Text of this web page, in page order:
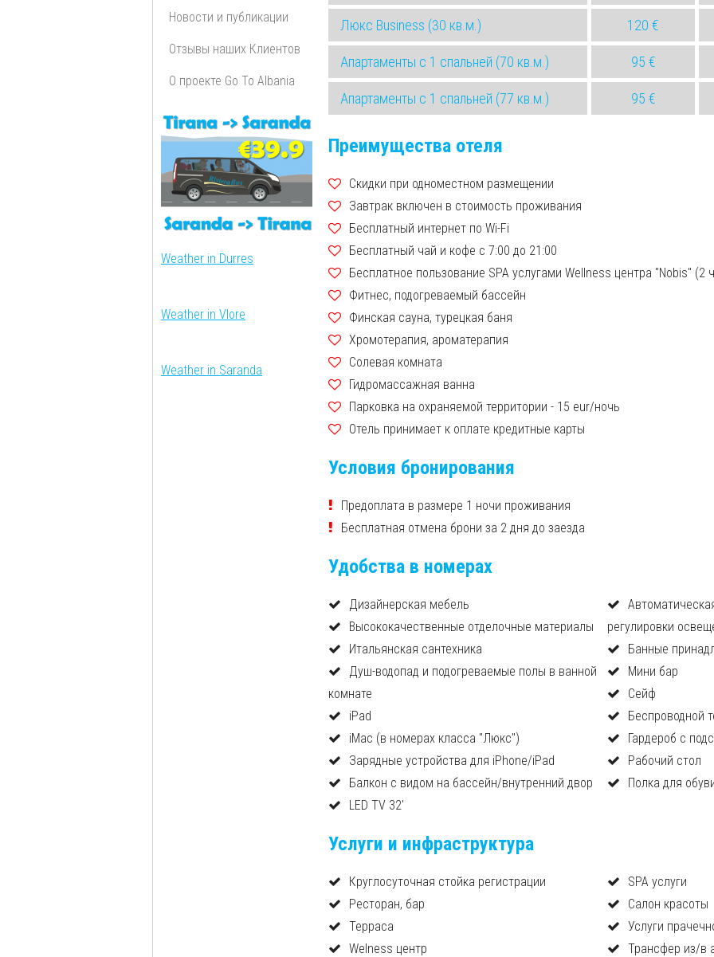
Люкс Business (30 кв.м.) 120 €
Апартаменты с 1 спальней (70 кв.м.) 95 €
Апартаменты с 1 спальней (77 кв.м.) 95 €
Преимущества отеля
Скидки при одноместном размещении
Завтрак включен в стоимость проживания
Бесплатный интернет по Wi-Fi
Бесплатный чай и кофе с 7:00 до 21:00
Бесплатное пользование SPA услугами Wellness центра "Nobis" (2
Фитнес, подогреваемый бассейн
Финская сауна, турецкая баня
Хромотерапия, ароматерапия
Солевая комната
Гидромассажная ванна
Парковка на охраняемой территории - 15 eur/ночь
Отель принимает к оплате кредитные карты
Условия бронирования
Предоплата в размере 1 ночи проживания
Бесплатная отмена брони за 2 дня до заезда
Удобства в номерах
Дизайнерская мебель
Высококачественные отделочные материалы
Итальянская сантехника
Душ-водопад и подогреваемые полы в ванной
комнате
iPad
iMac (в номерах класса "Люкс")
Зарядные устройства для iPhone/iPad
Балкон с видом на бассейн/внутренний двор
LED TV 32'
регулировки
Банные
Мини бар
Сейф
Беспроводной
Гардероб с
Рабочий стол
Полка для
Услуги и инфраструктура
Круглосуточная стойка регистрации
Ресторан, бар
Терраса
Welness центр
SPA услуги
Салон красоты
Услуги
Трансфер из/в
Новости и публикации
Отзывы наших Клиентов
О проекте Go To Albania
Weather in Durres
Weather in Vlore
Weather in Saranda